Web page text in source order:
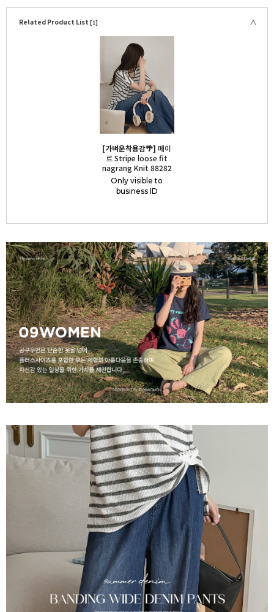
Related Product List [1]
[가벼운착용감🌴‍] 메이
르 Stripe loose fit
nagrang Knit 88282
Only visible to
business ID